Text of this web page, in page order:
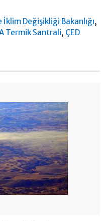
İklim Değişikliği Bakanlığı,
Termik Santrali, ÇED